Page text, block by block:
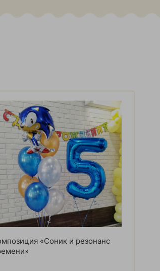
«Соник и резонанс